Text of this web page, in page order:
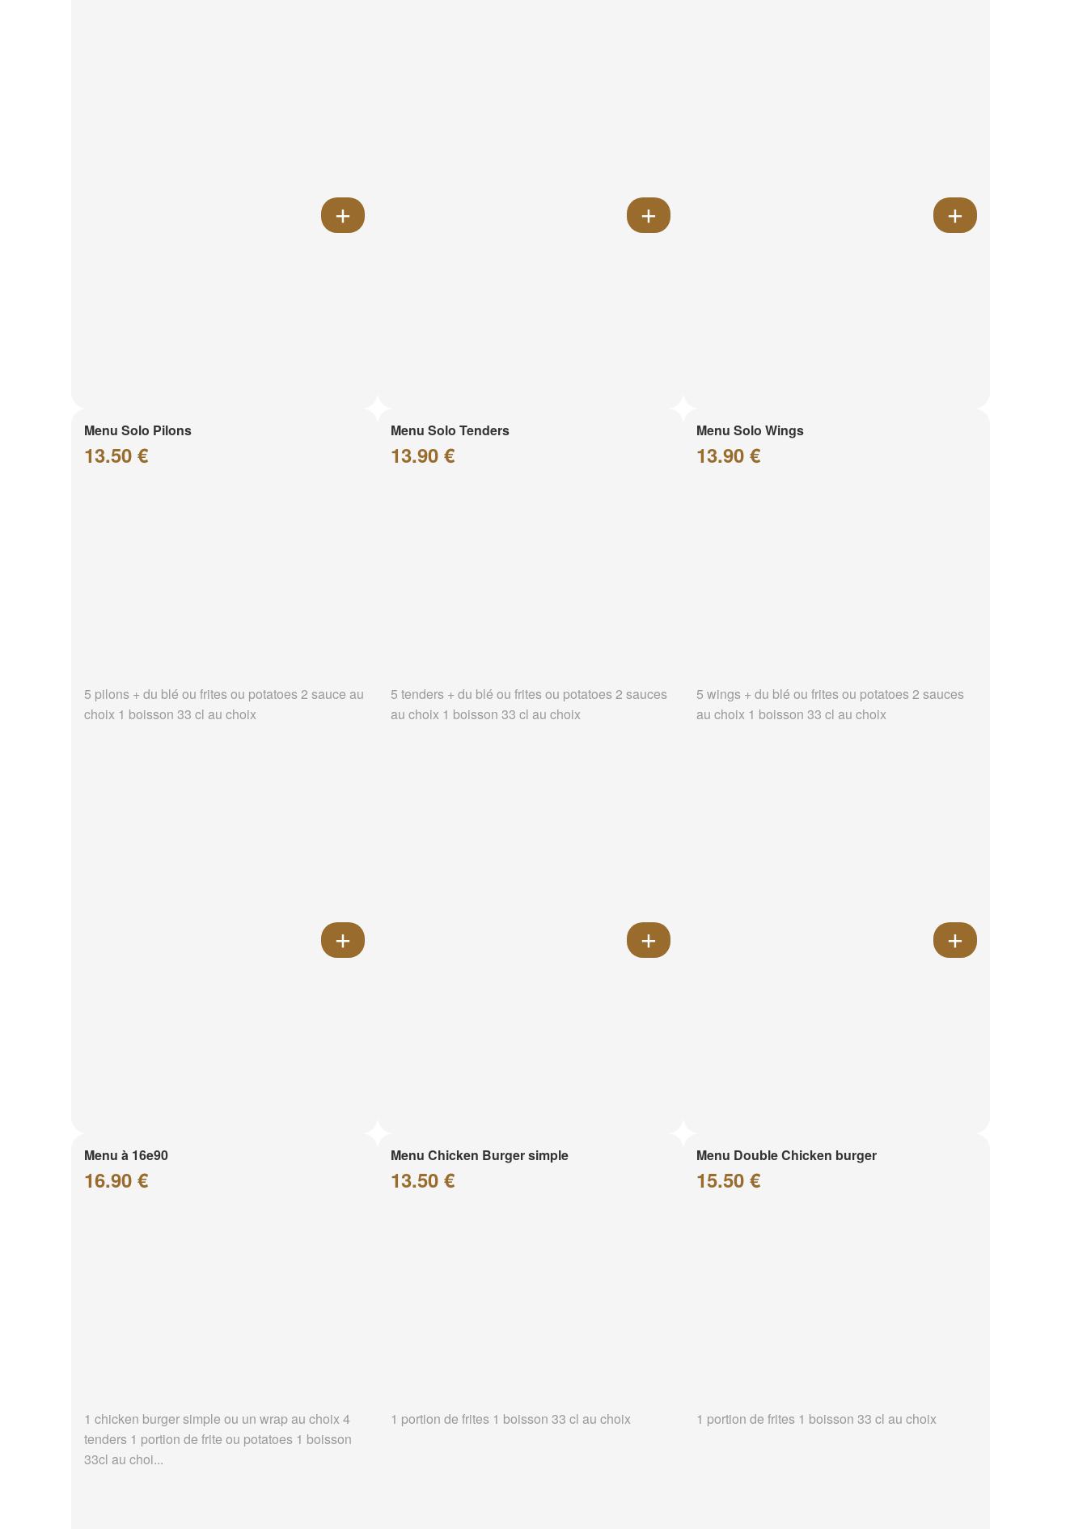
Menu Solo Pilons
13.50 €
5 pilons + du blé ou frites ou potatoes 2 sauce au
choix 1 boisson 33 cl au choix
Menu Solo Tenders
13.90 €
5 tenders + du blé ou frites ou potatoes 2 sauces
au choix 1 boisson 33 cl au choix
Menu Solo Wings
13.90 €
5 wings + du blé ou frites ou potatoes 2 sauces
au choix 1 boisson 33 cl au choix
Menu à 16e90
16.90 €
1 chicken burger simple ou un wrap au choix 4
tenders 1 portion de frite ou potatoes 1 boisson
33cl au choi...
Menu Chicken Burger simple
13.50 €
1 portion de frites 1 boisson 33 cl au choix
Menu Double Chicken burger
15.50 €
1 portion de frites 1 boisson 33 cl au choix